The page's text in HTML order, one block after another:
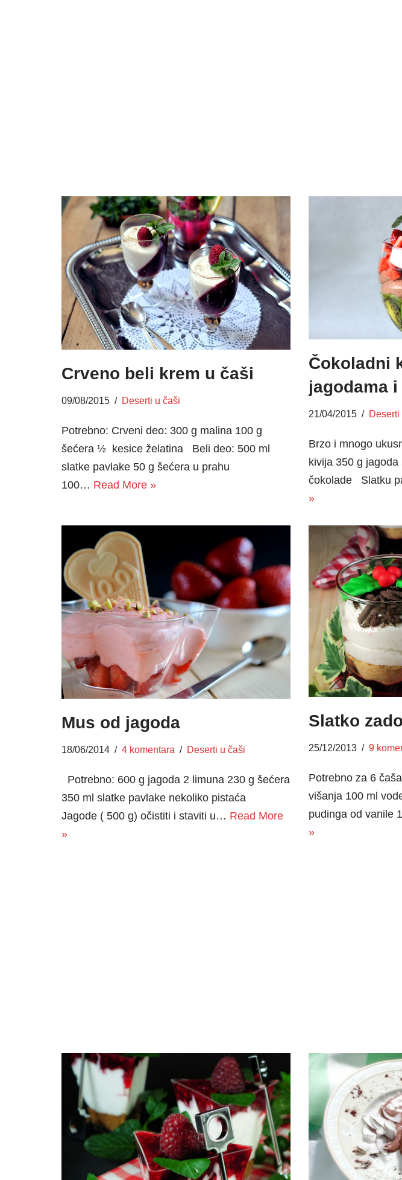
Crveno beli krem u čaši
09/08/2015 Deserti u čaši
Potrebno: Crveni deo: 300 g malina 100 g
šećera ½ kesice želatina Beli deo: 500 ml
slatke pavlake 50 g šećera u prahu
100… Read More »
Čokoladni
jagodama
21/04/2015 Deserti
Brzo i mnogo
kivija 350 g
čokolade Slatku
»
Mus od jagoda
18/06/2014 4 komentara Deserti u čaši
Potrebno: 600 g jagoda 2 limuna 230 g šećera
350 ml slatke pavlake nekoliko pistaća
Jagode ( 500 g) očistiti i staviti u… Read More
»
Slatko
25/12/2013 9
Potrebno za 6
višanja 100 ml
pudinga od vanile
»